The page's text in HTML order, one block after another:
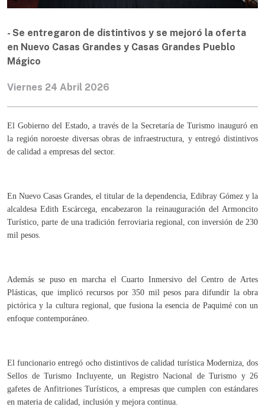
- Se entregaron de distintivos y se mejoró la oferta
en Nuevo Casas Grandes y Casas Grandes Pueblo
Mágico
Viernes 24 Abril 2026
El Gobierno del Estado, a través de la Secretaría de Turismo inauguró en
la región noroeste diversas obras de infraestructura, y entregó distintivos
de calidad a empresas del sector.
En Nuevo Casas Grandes, el titular de la dependencia, Edibray Gómez y la
alcaldesa Edith Escárcega, encabezaron la reinauguración del Armoncito
Turístico, parte de una tradición ferroviaria regional, con inversión de 230
mil pesos.
Además se puso en marcha el Cuarto Inmersivo del Centro de Artes
Plásticas, que implicó recursos por 350 mil pesos para difundir la obra
pictórica y la cultura regional, que fusiona la esencia de Paquimé con un
enfoque contemporáneo.
El funcionario entregó ocho distintivos de calidad turística Moderniza, dos
Sellos de Turismo Incluyente, un Registro Nacional de Turismo y 26
gafetes de Anfitriones Turísticos, a empresas que cumplen con estándares
en materia de calidad, inclusión y mejora continua.